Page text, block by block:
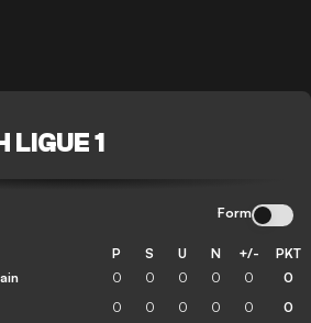
LIGUE 1
Form
P S U N +/- PKT
0 0 0 0 0 0
0 0 0 0 0 0